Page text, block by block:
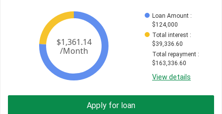
Loan Amount :
$124,000
Total interest :
$39,336.60
Total repayment :
$163,336.60
View details
Apply for loan